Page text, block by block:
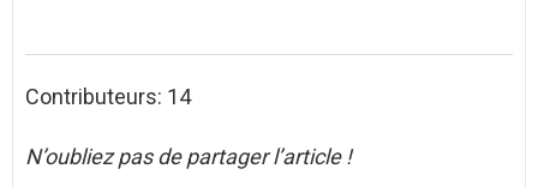
Contributeurs: 14
N’oubliez pas de partager l’article !